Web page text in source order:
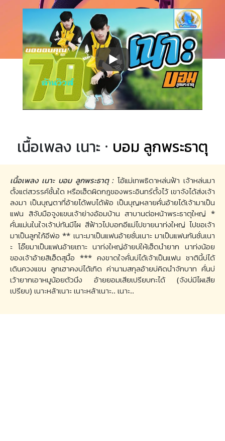
เนื้อเพลง เนาะ · บอม ลูกพระธาตุ
เนื้อเพลง เนาะ บอม ลูกพระธาตุ :โอ้แม่เทพธิดาหล่นฟ้า เจ้าหล่นมา
ตั้งแต่สวรรค์ชั้นใด หรือเฮ็ดผิดกฎของพระอินทร์ตั้งไว้ เขาจังได้ส่งเจ้า
ลงมา เป็นบุญตาที่อ้ายได้พบได้พ้อ เป็นบุญหลายคั่นอ้ายได้เจ้ามาเป็น
แฟน สิจับมือจูงแขนเจ้าย่างอ้อมบ้าน สาบานต่อหน้าพระธาตุใหญ่ *
คั่นแม่นในใจเจ้าบ่ทันมีไผ สีฟ้าวไปบอกอีแม่ไปขายนาท่งใหญ่ ไปขอเจ้า
มาเป็นลูกใภ้อีพ่อ ** เนาะมาเป็นแฟนอ้ายซั่นเนาะ มาเป็นแฟนกันซั่นเนา
ะ โอ๊ยมาเป็นแฟนอ้ายเถาะ นาท่งใหญ่อ้ายบ่ให้เฮ็ดนำยาก นาท่งน้อย
ของเจ้าอ้ายสิเฮ็ดสุมื้อ *** คงขาดใจคั่นบ่ได้เจ้าเป็นแฟน ชาตินี้บ่ได้
เดินควงแขน ลูกเฮาคงบ่ได้เกิด ค่านามสกุลอ้ายบ่คิดนำจักบาท คั่นบ่
เว้ายากเอาหมูน้อยตัวนึง อ้ายยอมเสียเปรียบกะได้ (จังบ่มีไผเสีย
เปรียบ) เนาะหล้าเนาะ เนาะหล้าเนาะ.. เนาะ..